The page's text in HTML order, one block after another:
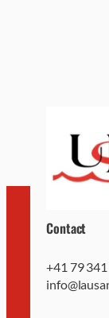
Contact
+41 79